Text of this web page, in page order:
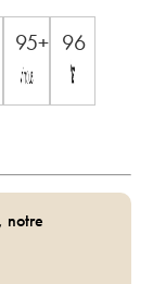
95+ 96
notre